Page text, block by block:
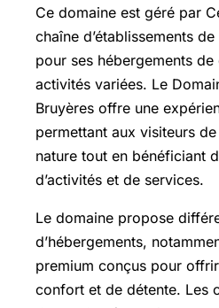
Ce domaine est géré par
chaîne d’établissements
pour ses hébergements de
activités variées. Le
Bruyères offre une
permettant aux visiteurs
nature tout en bénéficiant
d’activités et de services.
Le domaine propose
d’hébergements,
premium conçus pour
confort et de détente. Les